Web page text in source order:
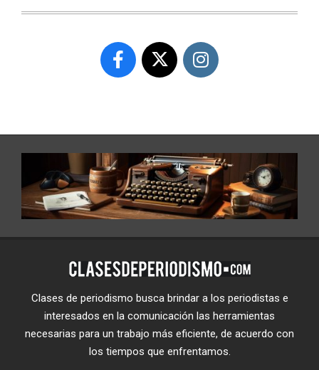
Clases de periodismo busca brindar a los periodistas e
interesados en la comunicación las herramientas
necesarias para un trabajo más eficiente, de acuerdo con
los tiempos que enfrentamos.